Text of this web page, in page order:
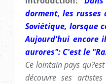
dorment, les
Soviétique, lorsque
Aujourd'hui encore
aurores": C'est le
Ce lointain pays
découvre ses